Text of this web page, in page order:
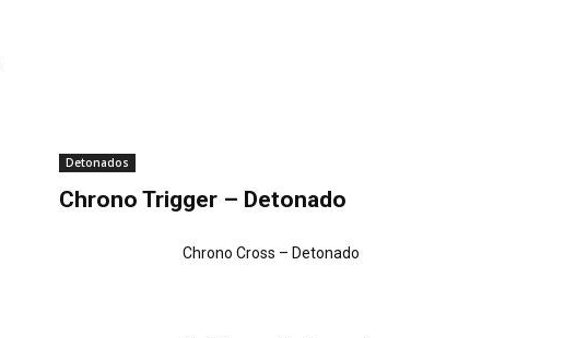
Detonados
Chrono Trigger – Detonado
Chrono Cross – Detonado